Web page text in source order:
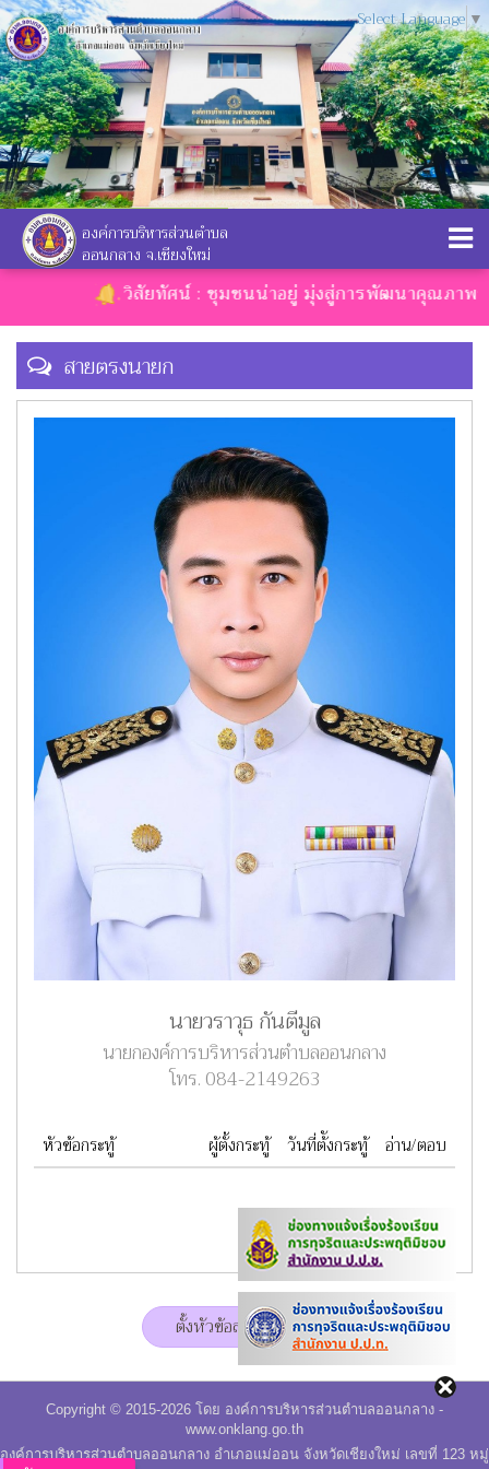
Select Language ▼
องค์การบริหารส่วนตำบล
ออนกลาง จ.เชียงใหม่
วิสัยทัศน์ : ชุมชนน่าอยู่ มุ่งสู่การพัฒนาคุณภาพชีวิ
สายตรงนายก
นายวราวุธ กันตีมูล
นายกองค์การบริหารส่วนตำบลออนกลาง
โทร. 084-2149263
หัวข้อกระทู้ ผู้ตั้งกระทู้ วันที่ต้ังกระทู้ อ่าน/ตอบ
ตั้งหัวข้อสนทนาใหม่
Copyright © 2015-2026 โดย องค์การบริหารส่วนตำบลออนกลาง -
www.onklang.go.th
องค์การบริหารส่วนตำบลออนกลาง อำเภอแม่ออน จังหวัดเชียงใหม่ เลขที่ 123 หมู่